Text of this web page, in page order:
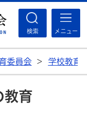
検索 メニュー
委員会 > 学校教育
教育